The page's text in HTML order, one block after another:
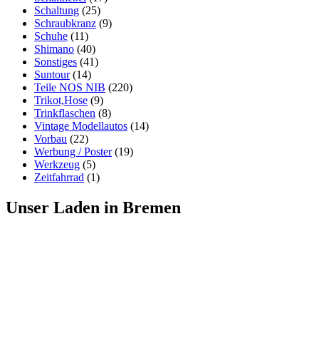
Schaltung (25)
Schraubkranz (9)
Schuhe (11)
Shimano (40)
Sonstiges (41)
Suntour (14)
Teile NOS NIB (220)
Trikot,Hose (9)
Trinkflaschen (8)
Vintage Modellautos (14)
Vorbau (22)
Werbung / Poster (19)
Werkzeug (5)
Zeitfahrrad (1)
Unser Laden in Bremen